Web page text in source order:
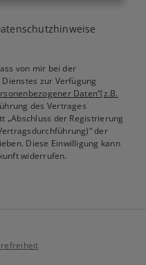
von mir bei der
zur Verfügung
Daten“(z.B.
des Vertrages
„Abschluss der Registrierung
der
Diese Einwilligung kann
widerrufen.